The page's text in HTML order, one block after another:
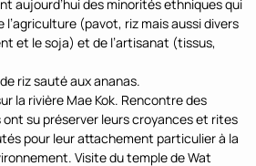
aujourd’hui des minorités ethniques qui
(pavot, riz mais aussi divers
et le soja) et de l’artisanat (tissus,
riz sauté aux ananas.
la rivière Mae Kok. Rencontre des
ont su préserver leurs croyances et rites
pour leur attachement particulier à la
Visite du temple de Wat